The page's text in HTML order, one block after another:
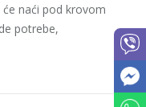
naći pod krovom
potrebe,